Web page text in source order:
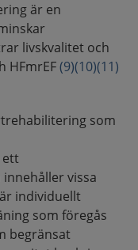
är en
livskvalitet och
HFmrEF(9)(10)(11)
som
ett
vissa
individuellt
som föregås
begränsat